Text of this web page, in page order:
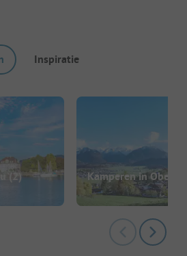
Inspiratie
(2) Kamperen in